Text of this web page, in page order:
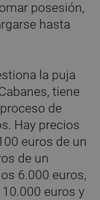
posesión,
hasta
la puja
tiene
de
Hay precios
euros de un
de un
6.000 euros,
euros y